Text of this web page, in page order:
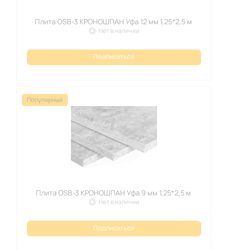
Плита OSB-3 КРОНОШПАН Уфа 12 мм 1,25*2,5 м
Нет в наличии
Подписаться
Популярный
Плита OSB-3 КРОНОШПАН Уфа 9 мм 1,25*2,5 м
Нет в наличии
Подписаться